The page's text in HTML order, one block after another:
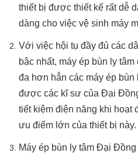
thiết bị được thiết kế rất dễ
dàng cho việc vệ sinh máy
Với việc hội tụ đầy đủ các
bậc nhất, máy ép bùn ly
đa hơn hẳn các máy ép bùn
được các kĩ sư của Đại
tiết kiệm điện năng khi hoạt
ưu điểm lớn của thiết bị này.
Máy ép bùn ly tâm Đại